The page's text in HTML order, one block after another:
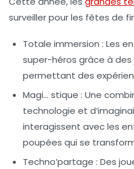
surveiller pour les fêtes de
Totale immersion : Les
super-héros grâce à
permettant des
Magi… stique : Une
technologie et
interagissent avec les
poupées qui se
Techno’partage : Des